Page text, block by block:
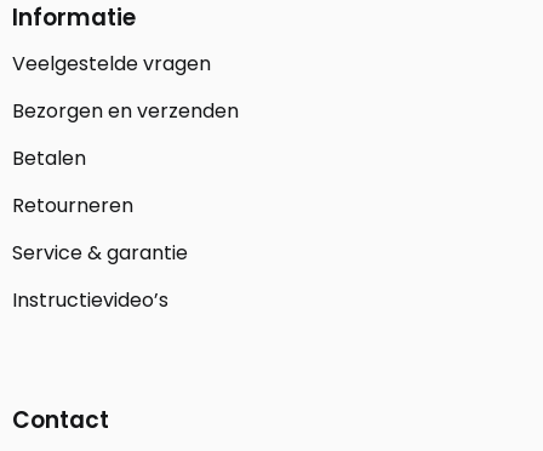
Informatie
Veelgestelde vragen
Bezorgen en verzenden
Betalen
Retourneren
Service & garantie
Instructievideo’s
Contact